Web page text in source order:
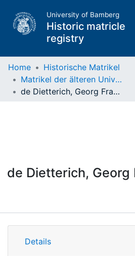
University of Bamberg
Historic matricle
registry
Matrikel
Home
Historische Matrikel
Matrikel der älteren Universität
de Dietterich, Georg Franz
de Dietterich, Georg
Details
Details